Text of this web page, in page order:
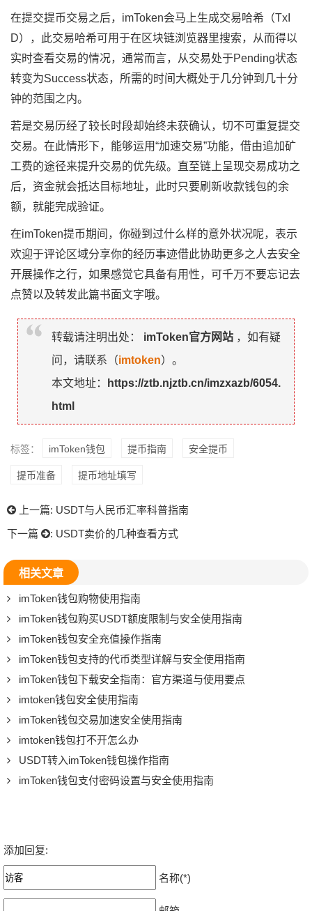
在提交提币交易之后，imToken会马上生成交易哈希（TxI
D），此交易哈希可用于在区块链浏览器里搜索，从而得以
实时查看交易的情况，通常而言，从交易处于Pending状态
转变为Success状态，所需的时间大概处于几分钟到几十分
钟的范围之内。
若是交易历经了较长时段却始终未获确认，切不可重复提交
交易。在此情形下，能够运用“加速交易”功能，借由追加矿
工费的途径来提升交易的优先级。直至链上呈现交易成功之
后，资金就会抵达目标地址，此时只要刷新收款钱包的余
额，就能完成验证。
在imToken提币期间，你碰到过什么样的意外状况呢，表示
欢迎于评论区域分享你的经历事迹借此协助更多之人去安全
开展操作之行，如果感觉它具备有用性，可千万不要忘记去
点赞以及转发此篇书面文字哦。
转载请注明出处： imToken官方网站 ，如有疑
问，请联系（imtoken）。
本文地址：
https://ztb.njztb.cn/imzxazb/6054.
html
标签： imToken钱包 提币指南 安全提币
提币准备 提币地址填写
上一篇: USDT与人民币汇率科普指南
下一篇
: USDT卖价的几种查看方式
相关文章
imToken钱包购物使用指南
imToken钱包购买USDT额度限制与安全使用指南
imToken钱包安全充值操作指南
imToken钱包支持的代币类型详解与安全使用指南
imToken钱包下载安全指南：官方渠道与使用要点
imtoken钱包安全使用指南
imToken钱包交易加速安全使用指南
imtoken钱包打不开怎么办
USDT转入imToken钱包操作指南
imToken钱包支付密码设置与安全使用指南
添加回复:
名称(*)